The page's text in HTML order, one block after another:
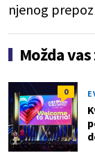
njenog
Možda
0